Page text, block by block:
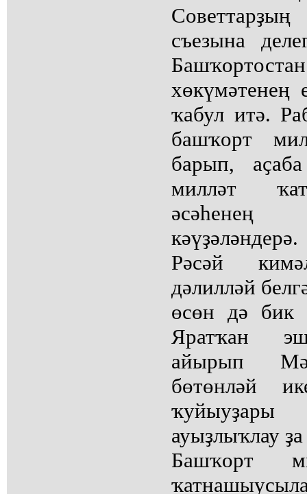
съезына
хөкүмәтенең
ҡабул итә.
башҡорт
барып,
милләт
Рәсәй
дәлилләй
өсөн дә бик
Яратҡан
айырып
бөтөнләй
ҡуйыуҙары
ауыҙлыҡлау
Башҡорт